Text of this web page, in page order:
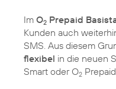
Im O2 Prepaid
Kunden auch
SMS. Aus diesem
flexibel in die neuen
Smart oder O2